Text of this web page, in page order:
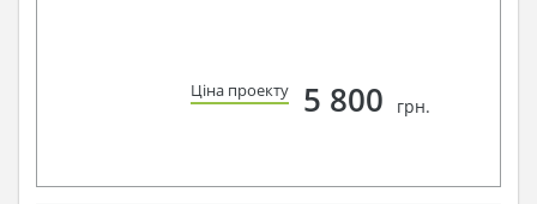
Ціна проекту 5 800 грн.